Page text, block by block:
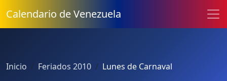
Calendario de Venezuela
Inicio Feriados 2010 Lunes de Carnaval